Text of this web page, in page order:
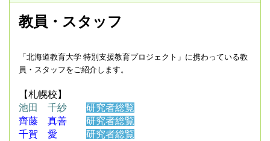
教員・スタッフ
「北海道教育大学 特別支援教育プロジェクト」に携わっている教
員・スタッフをご紹介します。
【札幌校】
池田 千紗
研究者総覧
齊藤 真善
研究者総覧
千賀 愛
研究者総覧